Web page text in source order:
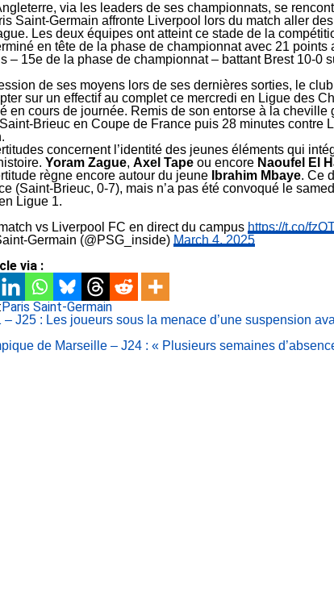
via les leaders de ses championnats, se
Saint-Germain affronte Liverpool lors du match aller
Les deux équipes ont atteint ce stade de la
en tête de la phase de championnat avec 21
– 15e de la phase de championnat – battant Brest 10-0
de ses moyens lors de ses dernières sorties, le
sur un effectif au complet ce mercredi en Ligue des
en cours de journée. Remis de son entorse à la cheville
Brieuc en Coupe de France puis 28 minutes contre
concernent l’identité des jeunes éléments qui
Yoram Zague, Axel Tape ou encore Naoufel El
règne encore autour du jeune
Ibrahim Mbaye. Ce
(Saint-Brieuc, 0-7), mais n’a pas été convoqué le
Ligue 1.
vs Liverpool FC en direct du campus https://t.co/
Germain (@PSG_inside) March 4, 2025
via :
Paris Saint-Germain
– J25 : Les joueurs sous la menace d’une suspension
de Marseille – J24 : « Plusieurs semaines